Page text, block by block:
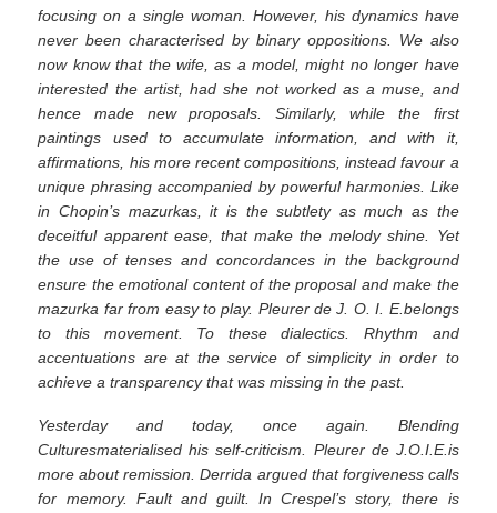
focusing on a single woman. However, his dynamics have
never been characterised by binary oppositions. We also
now know that the wife, as a model, might no longer have
interested the artist, had she not worked as a muse, and
hence made new proposals. Similarly, while the first
paintings used to accumulate information, and with it,
affirmations, his more recent compositions, instead favour a
unique phrasing accompanied by powerful harmonies. Like
in Chopin’s mazurkas, it is the subtlety as much as the
deceitful apparent ease, that make the melody shine. Yet
the use of tenses and concordances in the background
ensure the emotional content of the proposal and make the
mazurka far from easy to play. Pleurer de J. O. I. E.belongs
to this movement. To these dialectics. Rhythm and
accentuations are at the service of simplicity in order to
achieve a transparency that was missing in the past.
Yesterday and today, once again. Blending
Culturesmaterialised his self-criticism. Pleurer de J.O.I.E.is
more about remission. Derrida argued that forgiveness calls
for memory. Fault and guilt. In Crespel’s story, there is